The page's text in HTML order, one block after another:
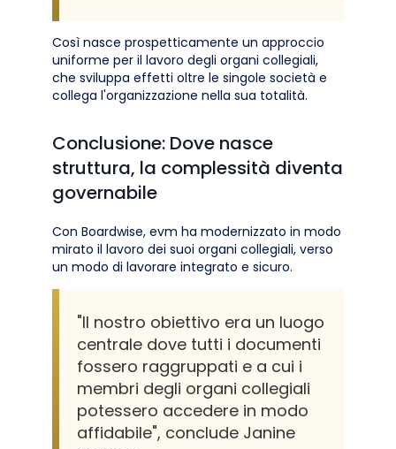
Così nasce prospetticamente un approccio
uniforme per il lavoro degli organi collegiali,
che sviluppa effetti oltre le singole società e
collega l'organizzazione nella sua totalità.
Conclusione: Dove nasce
struttura, la complessità diventa
governabile
Con Boardwise, evm ha modernizzato in modo
mirato il lavoro dei suoi organi collegiali, verso
un modo di lavorare integrato e sicuro.
"Il nostro obiettivo era un luogo
centrale dove tutti i documenti
fossero raggruppati e a cui i
membri degli organi collegiali
potessero accedere in modo
affidabile", conclude Janine